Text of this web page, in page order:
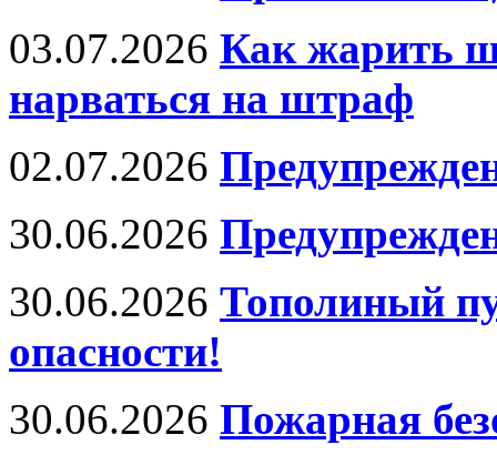
03.07.2026 Как жарить
нарваться на штраф
02.07.2026
30.06.2026
30.06.2026 Тополиный
опасности!
30.06.2026 Пожарная